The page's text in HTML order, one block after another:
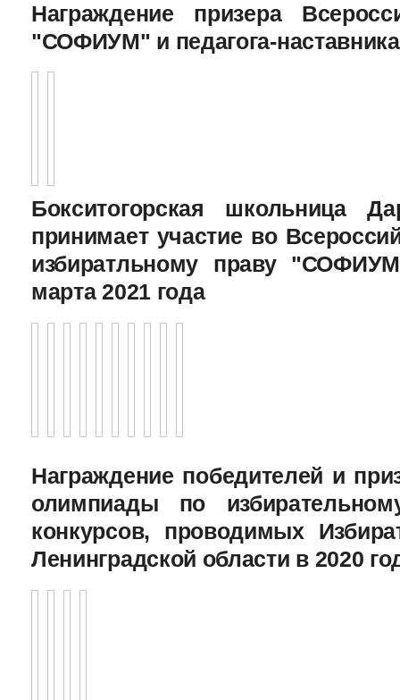
Награждение призера
"СОФИУМ" и педагога-наставника
Бокситогорская школьница
принимает участие во
избиратльному праву
марта 2021 года
Награждение победителей и
олимпиады по
конкурсов, проводимых
Ленинградской области в 2020